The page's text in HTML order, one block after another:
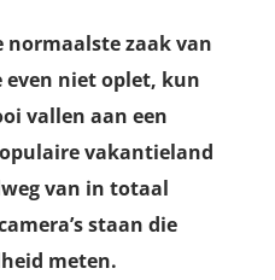
normaalste zaak van
even niet oplet, kun
vallen aan een
vakantieland
van in totaal
staan die
meten.